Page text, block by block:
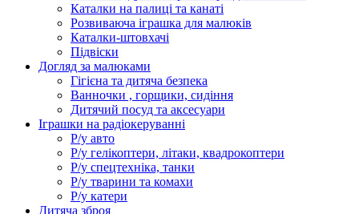
Каталки на палиці та канаті
Розвиваюча іграшка для малюків
Каталки-штовхачі
Підвіски
Догляд за малюками
Гігієна та дитяча безпека
Ванночки , горщики, сидіння
Дитячий посуд та аксесуари
Іграшки на радіокеруванні
Р/у авто
Р/у гелікоптери, літаки, квадрокоптери
Р/у спецтехніка, танки
Р/у тварини та комахи
Р/у катери
Дитяча зброя